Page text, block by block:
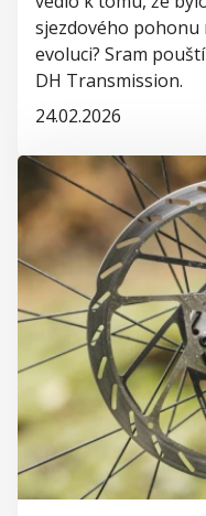
sjezdového pohonu
evoluci? Sram
DH Transmission.
24.02.2026